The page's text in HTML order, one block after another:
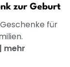
zur Geburt
für
| mehr